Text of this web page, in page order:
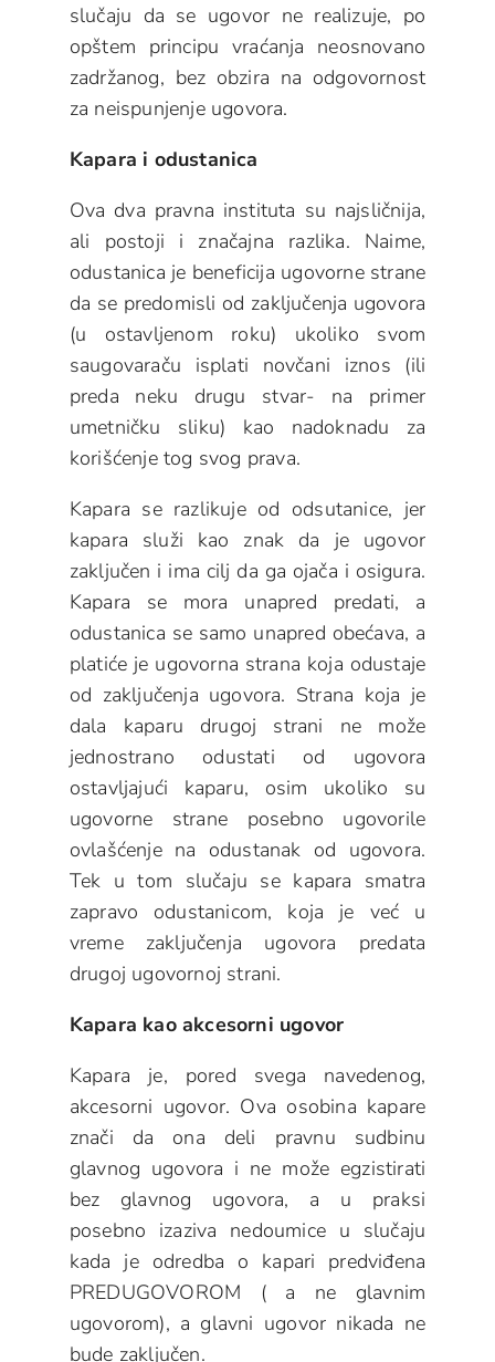
slučaju da se ugovor ne realizuje, po
opštem principu vraćanja neosnovano
zadržanog, bez obzira na odgovornost
za neispunjenje ugovora.
Kapara i odustanica
Ova dva pravna instituta su najsličnija,
ali postoji i značajna razlika. Naime,
odustanica je beneficija ugovorne strane
da se predomisli od zaključenja ugovora
(u ostavljenom roku) ukoliko svom
saugovaraču isplati novčani iznos (ili
preda neku drugu stvar- na primer
umetničku sliku) kao nadoknadu za
korišćenje tog svog prava.
Kapara se razlikuje od odsutanice, jer
kapara služi kao znak da je ugovor
zaključen i ima cilj da ga ojača i osigura.
Kapara se mora unapred predati, a
odustanica se samo unapred obećava, a
platiće je ugovorna strana koja odustaje
od zaključenja ugovora. Strana koja je
dala kaparu drugoj strani ne može
jednostrano odustati od ugovora
ostavljajući kaparu, osim ukoliko su
ugovorne strane posebno ugovorile
ovlašćenje na odustanak od ugovora.
Tek u tom slučaju se kapara smatra
zapravo odustanicom, koja je već u
vreme zaključenja ugovora predata
drugoj ugovornoj strani.
Kapara kao akcesorni ugovor
Kapara je, pored svega navedenog,
akcesorni ugovor. Ova osobina kapare
znači da ona deli pravnu sudbinu
glavnog ugovora i ne može egzistirati
bez glavnog ugovora, a u praksi
posebno izaziva nedoumice u slučaju
kada je odredba o kapari predviđena
PREDUGOVOROM ( a ne glavnim
ugovorom), a glavni ugovor nikada ne
bude zaključen.